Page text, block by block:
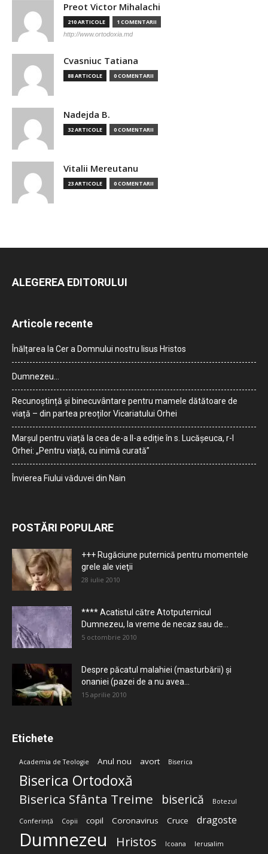
Preot Victor Mihalachi
210 ARTICOLE 1 COMENTARII
http://www.ortodoxia.md
Cvasniuc Tatiana
88 ARTICOLE 0 COMENTARII
Nadejda B.
32 ARTICOLE 0 COMENTARII
Vitalii Mereutanu
23 ARTICOLE 0 COMENTARII
ALEGEREA EDITORULUI
Articole recente
Înălțarea la Cer a Domnului nostru Iisus Hristos
Dumnezeu…
Recunoștință și binecuvântare pentru mamele dătătoare de
viață – din partea preoților Vicariatului Orhei
Marșul pentru viață la cea de-a II-a ediție în s. Lucășeuca, r-l
Orhei: „Pentru viață, cu inimă curată”
Învierea Fiului văduvei din Nain
POSTĂRI POPULARE
+++ Rugăciune puternică pentru momentele
grele ale vieţii
28 iulie 2010
**** Acatistul către Atotputernicul
Dumnezeu, la vreme de necaz sau de...
5 octombrie 2010
Despre păcatul malahiei (masturbării) şi
onaniei (pazei de a nu avea...
15 aprilie 2010
Etichete
Academia de Teologie Anul nou avort Biserica
Biserica Ortodoxă
Biserica Sfânta Treime biserică Botezul
Conferință Copii copil Coronavirus Cruce dragoste
Dumnezeu Hristos Icoana Ierusalim